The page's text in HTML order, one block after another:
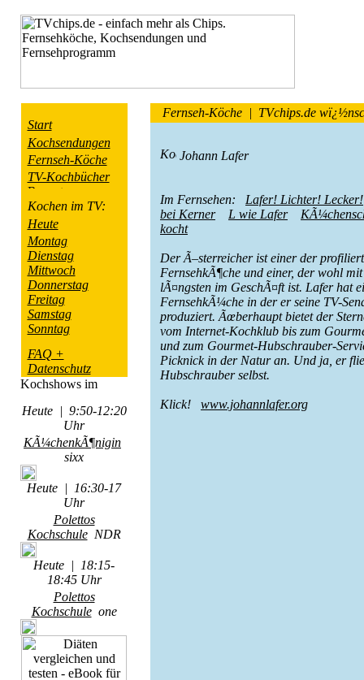
Start
Kochsendungen
Fernseh-Köche
TV-Kochbücher
Kochen im TV:
Heute
Montag
Dienstag
Mittwoch
Donnerstag
Freitag
Samstag
Sonntag
FAQ +
Datenschutz
Heute | 9:50-12:20
Uhr
KÃ¼chenkÃ¶nigin
sixx
Heute | 16:30-17
Uhr
Polettos
KochschuleNDR
Heute | 18:15-
18:45 Uhr
Polettos
Kochschuleone
Fernseh-Köche | TVchips.de
Johann Lafer
Im Fernsehen: Lafer! Lichter! Lecker!
bei Kerner
L wie Lafer
kocht
Der Ã–sterreicher ist einer der
FernsehkÃ¶che und einer, der wohl
lÃ¤ngsten im GeschÃ¤ft ist. Lafer hat
FernsehkÃ¼che in der er seine TV-
produziert. Ãœberhaupt bietet der
vom Internet-Kochklub bis zum
und zum Gourmet-Hubschrauber-
Picknick in der Natur an. Und ja, er
Hubschrauber selbst.
Klick! www.johannlafer.org